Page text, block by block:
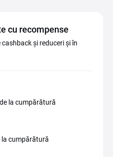
cu recompense
și reduceri și în
la cumpărătură
la cumpărătură